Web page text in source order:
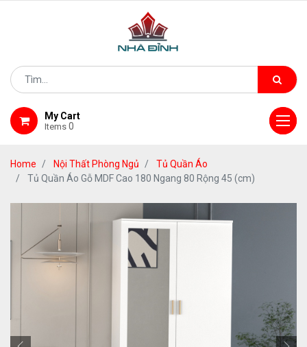
My Cart
Items 0
Home Nội Thất Phòng Ngủ
Tủ Quần Áo
Tủ Quần Áo Gỗ MDF Cao 180 Ngang 80 Rộng 45 (cm)